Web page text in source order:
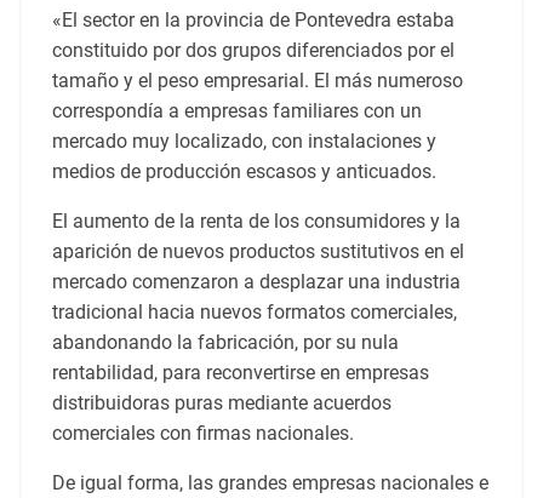
«El sector en la provincia de Pontevedra estaba
constituido por dos grupos diferenciados por el
tamaño y el peso empresarial. El más numeroso
correspondía a empresas familiares con un
mercado muy localizado, con instalaciones y
medios de producción escasos y anticuados.
El aumento de la renta de los consumidores y la
aparición de nuevos productos sustitutivos en el
mercado comenzaron a desplazar una industria
tradicional hacia nuevos formatos comerciales,
abandonando la fabricación, por su nula
rentabilidad, para reconvertirse en empresas
distribuidoras puras mediante acuerdos
comerciales con firmas nacionales.
De igual forma, las grandes empresas nacionales e